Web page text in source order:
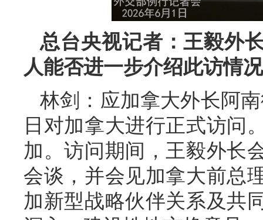
总台央视记者：王毅外
人能否进一步介绍此访情
林剑：应加拿大外长阿
日对加拿大进行正式访问
加。访问期间，王毅外长
会谈，并会见加拿大前总
加新型战略伙伴关系及共